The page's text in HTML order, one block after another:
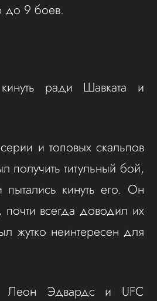
9 боев.
ради Шавката и
и топовых скальпов
получить титульный бой,
пытались кинуть его. Он
всегда доводил их
жутко неинтересен для
Леон Эдвардс и UFC